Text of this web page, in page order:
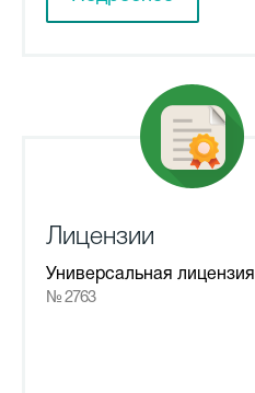
Лицензии
Универсальная лицензия
№ 2763